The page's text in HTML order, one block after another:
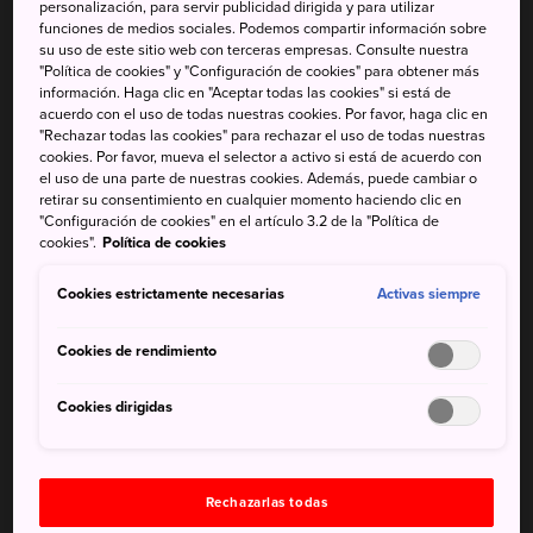
avión desde otras áreas de Japón.
Más información
No te pierdas
particularmente hermosa en otoño, cuando las
Sumergirse en el barro de origen volcánico de
libre
Festival de la Nieve de Kamakura, cuyos orígenes
datan de hace 400 años
personalización, para servir publicidad dirigida y para utilizar
funciones de medios sociales. Podemos compartir información sobre
su uso de este sitio web con terceras empresas. Consulte nuestra
"Política de cookies" y "Configuración de cookies" para obtener más
información. Haga clic en "Aceptar todas las cookies" si está de
acuerdo con el uso de todas nuestras cookies. Por favor, haga clic en
"Rechazar todas las cookies" para rechazar el uso de todas nuestras
cookies. Por favor, mueva el selector a activo si está de acuerdo con
el uso de una parte de nuestras cookies. Además, puede cambiar o
retirar su consentimiento en cualquier momento haciendo clic en
"Configuración de cookies" en el artículo 3.2 de la "Política de
cookies". Política de cookies
Cookies estrictamente necesarias Activas siempre
Cookies de rendimiento
Cookies dirigidas
Rechazarlas todas